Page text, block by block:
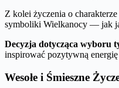
Z kolei życzenia o
symboliki Wielkanocy — jak
Decyzja dotycząca wyboru
inspirować pozytywną
Wesołe i Śmieszne